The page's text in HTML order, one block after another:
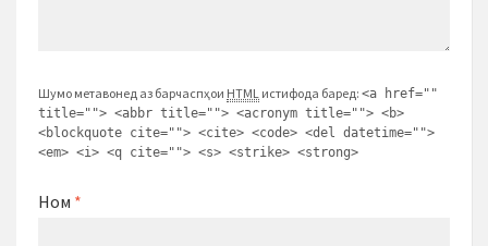
Шумо метавонед аз барчаспҳои HTML истифода баред: <a href=""
title=""> <abbr title=""> <acronym title=""> <b>
<blockquote cite=""> <cite> <code> <del datetime="">
<em> <i> <q cite=""> <s> <strike> <strong>
Ном *